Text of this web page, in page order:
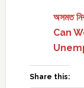
অসমত
Can
Share this: